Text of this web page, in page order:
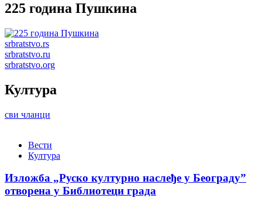
225 година Пушкина
srbratstvo.rs
srbratstvo.ru
srbratstvo.org
Култура
сви чланци
Вести
Култура
Изложба „Руско културно наслеђе у Београду”
отворена у Библиотеци града